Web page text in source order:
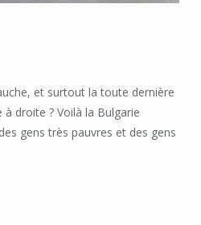
et surtout la toute dernière
à droite ? Voilà la Bulgarie
gens très pauvres et des gens